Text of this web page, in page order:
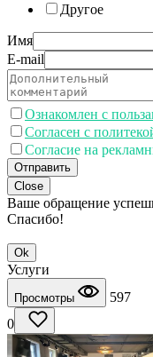
Другое
Имя
E-mail
Ознакомлен с
Согласен с
Согласие на
Отправить
Close
Ваше обращение
Спасибо!
Ok
Услуги
Просмотры
597
0